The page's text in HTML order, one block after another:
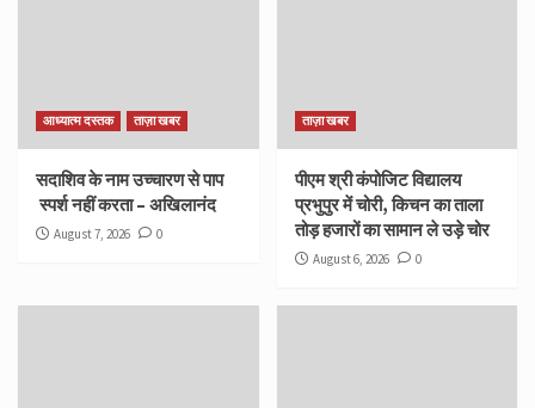
आध्यात्म दस्तक ताज़ा खबर
सदाशिव के नाम उच्चारण से पाप
स्पर्श नहीं करता – अखिलानंद
August 7, 2026 0
ताज़ा खबर
पीएम श्री कंपोजिट विद्यालय
प्रभुपुर में चोरी, किचन का ताला
तोड़ हजारों का सामान ले उड़े चोर
August 6, 2026 0